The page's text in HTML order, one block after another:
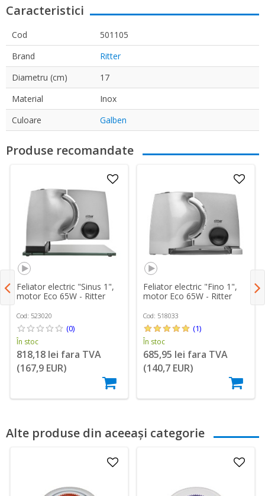
Caracteristici
Cod
501105
Brand
Ritter
Diametru (cm)
17
Material
Inox
Culoare
Galben
Produse recomandate
Feliator electric "Sinus 1",
motor Eco 65W - Ritter
Cod: 523020
(0)
În stoc
818,18 lei fara TVA
(167,9 EUR)
Feliator electric "Fino 1",
motor Eco 65W - Ritter
Cod: 518033
(1)
În stoc
685,95 lei fara TVA
(140,7 EUR)
Alte produse din aceeași categorie